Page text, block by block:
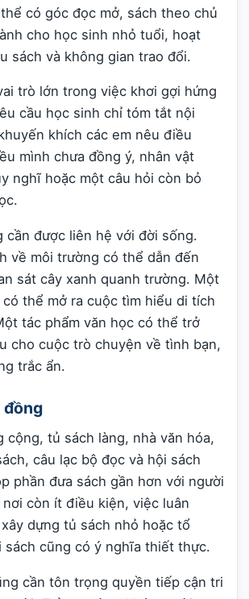
có góc đọc mở, sách theo chủ
cho học sinh nhỏ tuổi, hoạt
sách và không gian trao đổi.
trò lớn trong việc khơi gợi hứng
cầu học sinh chỉ tóm tắt nội
khích các em nêu điều
mình chưa đồng ý, nhân vật
nghĩ hoặc một câu hỏi còn bỏ
cần được liên hệ với đời sống.
về môi trường có thể dẫn đến
sát cây xanh quanh trường. Một
thể mở ra cuộc tìm hiểu di tích
tác phẩm văn học có thể trở
cho cuộc trò chuyện về tình bạn,
trắc ẩn.
đồng
cộng, tủ sách làng, nhà văn hóa,
câu lạc bộ đọc và hội sách
phần đưa sách gần hơn với người
còn ít điều kiện, việc luân
dựng tủ sách nhỏ hoặc tổ
sách cũng có ý nghĩa thiết thực.
cần tôn trọng quyền tiếp cận tri